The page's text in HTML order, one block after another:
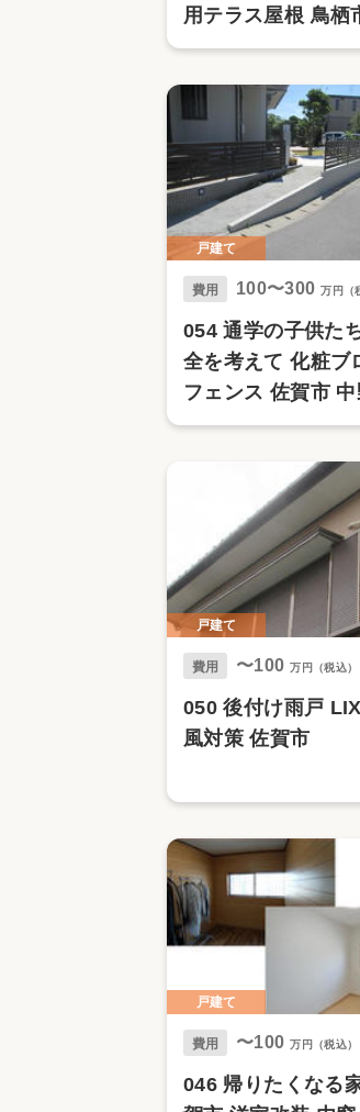
用テラス屋根 鳥栖
（LIXIL フェンス
戸建て
費用 100〜300 万円（
054 通学の子供た
全を考えて 化粧ブ
フェンス 佐賀市 中
中野ハウジング
戸建て
費用 〜100 万円（税込）
050 後付け雨戸
風対策 佐賀市
戸建て
費用 〜100 万円（税込）
046 帰りたくなる